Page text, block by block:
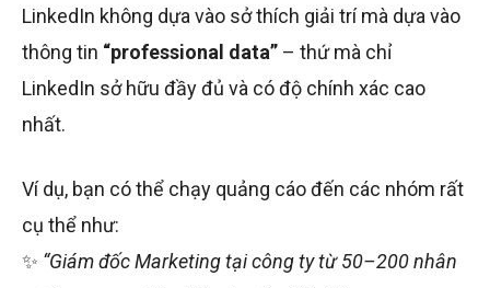
LinkedIn không dựa vào sở thích giải trí mà dựa vào
thông tin “professional data” – thứ mà chỉ
LinkedIn sở hữu đầy đủ và có độ chính xác cao
nhất.
Ví dụ, bạn có thể chạy quảng cáo đến các nhóm rất
cụ thể như:
✨ “Giám đốc Marketing tại công ty từ 50–200 nhân